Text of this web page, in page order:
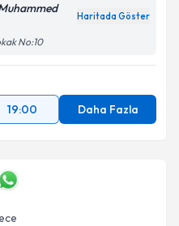
Haritada Göster
No:10
19:00 Daha Fazla